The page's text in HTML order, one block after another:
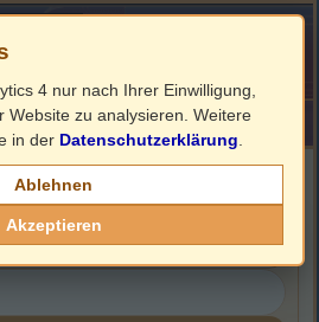
Cover & DVD Infos
4 nur nach Ihrer Einwilligung,
Website zu analysieren. Weitere
in der Datenschutzerklärung
Ablehnen
Akzeptieren